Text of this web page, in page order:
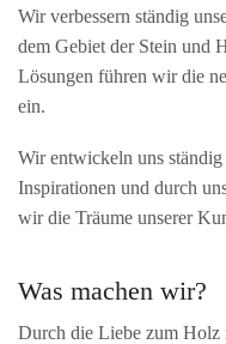
Wir verbessern ständig
dem Gebiet der Stein und
Lösungen führen wir die
ein.
Wir entwickeln uns
Inspirationen und durch
wir die Träume unserer
Was machen wir?
Durch die Liebe zum Holz